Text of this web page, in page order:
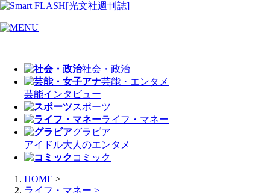
社会・政治
芸能・エンタメ
芸能インタビュー
スポーツ
ライフ・マネー
グラビア
アイドル大人のエンタメ
コミック
HOME >
ライフ・マネー >